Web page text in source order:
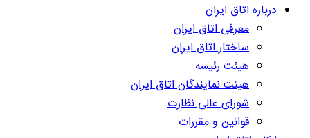
درباره اتاق ایران
معرفی اتاق ایران
ساختار اتاق ایران
هیئت رئیسه
هیئت نمایندگان اتاق ایران
شورای عالی نظارت
قوانین و مقررات